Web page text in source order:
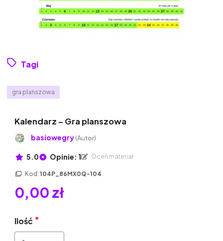
Tagi
gra planszowa
Kalendarz – Gra planszowa
basiowegry(Autor)
5.0 Opinie: 1 Oceń materiał
Kod: 104P_86MX0Q-104
0,00 zł
Ilość